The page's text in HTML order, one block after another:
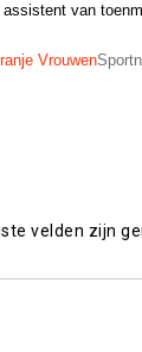
van
Vrouwen
velden zijn